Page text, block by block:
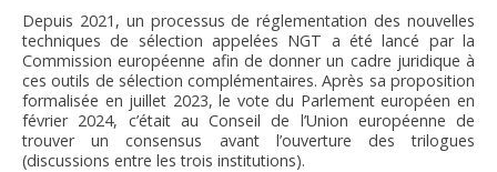
Depuis 2021, un processus de réglementation des nouvelles
techniques de sélection appelées NGT a été lancé par la
Commission européenne afin de donner un cadre juridique à
ces outils de sélection complémentaires. Après sa proposition
formalisée en juillet 2023, le vote du Parlement européen en
février 2024, c’était au Conseil de l’Union européenne de
trouver un consensus avant l’ouverture des trilogues
(discussions entre les trois institutions).